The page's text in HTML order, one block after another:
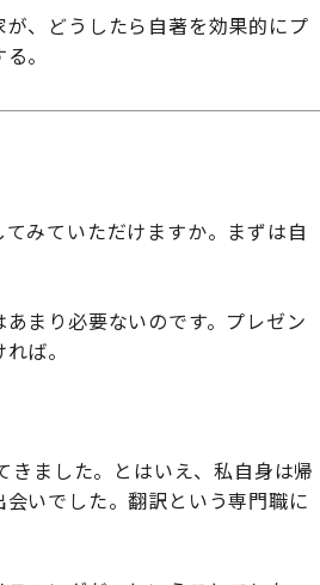
、どうしたら自著を効果的にプ
。
みていただけますか。まずは自
まり必要ないのです。プレゼン
ば。
ました。とはいえ、私自身は帰
いでした。翻訳という専門職に